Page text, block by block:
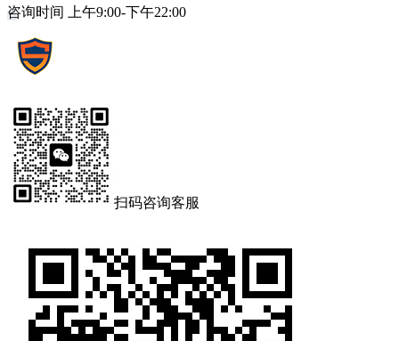
咨询时间 上午9:00-下午22:00
扫码咨询客服